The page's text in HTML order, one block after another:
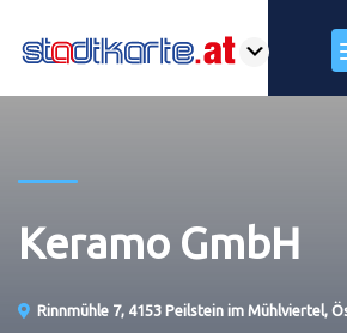
Keramo GmbH
Rinnmühle 7, 4153 Peilstein im Mühlviertel,